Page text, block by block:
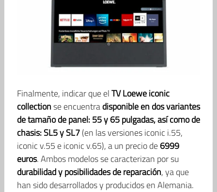
Finalmente, indicar que elTV Loewe iconic
collectionse encuentradisponible en dos variantes
de tamaño de panel: 55 y 65 pulgadas, así como de
chasis: SL5 y SL7(en las versiones iconic i.55,
iconic v.55 e iconic v.65), a un precio de6999
euros. Ambos modelos se caracterizan por su
durabilidad y posibilidades de reparación, ya que
han sido desarrollados y producidos en Alemania.